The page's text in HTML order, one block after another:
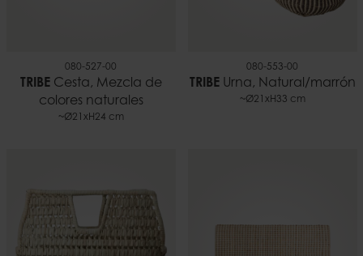
080-527-00
TRIBECesta, Mezcla de
colores naturales
~Ø21xH24 cm
080-553-00
TRIBEUrna, Natural/marrón
~Ø21xH33 cm